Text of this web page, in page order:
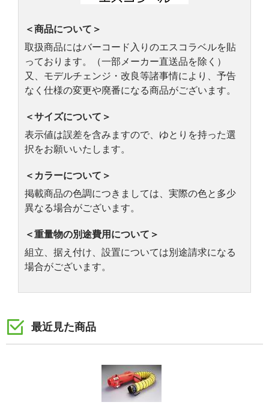
＜商品について＞
取扱商品にはバーコード入りのエスコラベルを貼
っております。（一部メーカー直送品を除く）
又、モデルチェンジ・改良等諸事情により、予告
なく仕様の変更や廃番になる商品がございます。
＜サイズについて＞
表示値は誤差を含みますので、ゆとりを持った選
択をお願いいたします。
＜カラーについて＞
掲載商品の色調につきましては、実際の色と多少
異なる場合がございます。
＜重量物の別途費用について＞
組立、据え付け、設置については別途請求になる
場合がございます。
最近見た商品